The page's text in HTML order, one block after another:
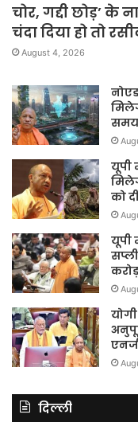
चोर, गद्दी छोड़’ के
चंदा दिया हो तो
August 4, 2026
समय
यूपी
को
यूपी
दिल्ली